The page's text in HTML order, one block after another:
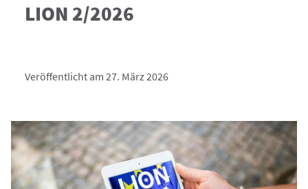
LION 2/2026
Veröffentlicht am 27. März 2026